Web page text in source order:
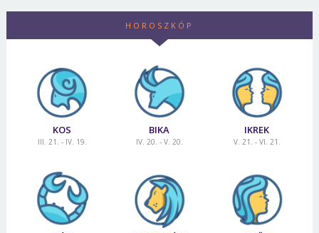
HOROSZKÓP
KOS
III. 21. - IV. 19.
BIKA
IV. 20. - V. 20.
IKREK
V. 21. - VI. 21.